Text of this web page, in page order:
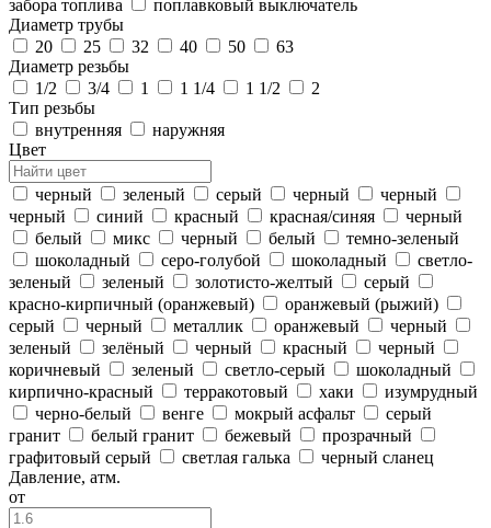
забора топлива
поплавковый выключатель
Диаметр трубы
20
25 32 40 50
63
Диаметр резьбы
1/2
3/4 1 1 1/4 1 1/2
2
Тип резьбы
внутренняя
наружняя
Цвет
черный зеленый серый черный
черный
черный
синий красный красная/синяя
черный
белый
микс черный белый
темно-зеленый
шоколадный
серо-голубой шоколадный
светло-
зеленый
зеленый золотисто-желтый
серый
красно-кирпичный (оранжевый)
оранжевый (рыжий)
серый
черный металлик оранжевый
черный
зеленый
зелёный черный красный
черный
коричневый
зеленый светло-серый
шоколадный
кирпично-красный
терракотовый хаки
изумрудный
черно-белый
венге мокрый асфальт
серый
гранит
белый гранит бежевый
прозрачный
графитовый серый
светлая галька
черный сланец
Давление, атм.
от